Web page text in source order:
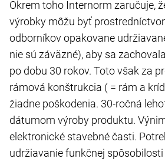
Okrem toho Internorm zaručuje,
výrobky môžu byť
odborníkov opakovane
nie sú záväzné), aby sa
po dobu 30 rokov. Toto však za
rámová konštrukcia ( = rám a
žiadne poškodenia. 30-ročná
dátumom výroby produktu.
elektronické stavebné časti.
udržiavanie funkčnej